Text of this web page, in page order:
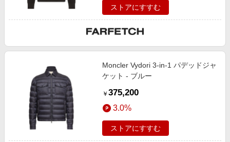
ストアにすすむ
Moncler Vydori 3-in-1 パデッドジャ
ケット - ブルー
￥ 375,200
3.0%
ストアにすすむ